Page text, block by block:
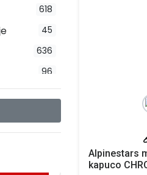
Alpinestars
kapuco
618
45
636
96